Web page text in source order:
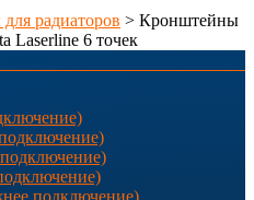
радиаторов > Кронштейны
Laserline 6 точек
подключение)